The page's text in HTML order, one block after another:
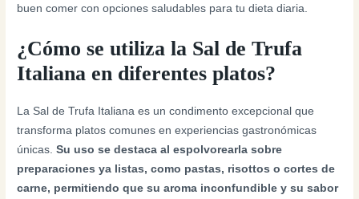
buen comer con opciones saludables para tu dieta diaria.
¿Cómo se utiliza la Sal de Trufa
Italiana en diferentes platos?
La Sal de Trufa Italiana es un condimento excepcional que
transforma platos comunes en experiencias gastronómicas
únicas.Su uso se destaca al espolvorearla sobre
preparaciones ya listas, como pastas, risottos o cortes de
carne, permitiendo que su aroma inconfundible y su sabor